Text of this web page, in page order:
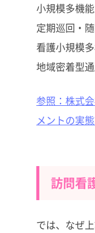
小規模多機
定期巡回・
看護小規模
地域密着型
参照：株式
メントの実
訪問看
では、なぜ